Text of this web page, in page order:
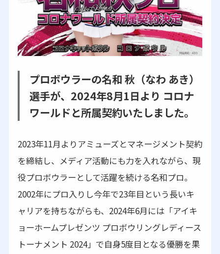
プロボウラーの名和 秋（なわ あき）
選手が、2024年8月1日より コロナ
ワールドと所属契約いたしました。
2023年11月よりアミューズとマネージメント契約
を締結し、メディア活動にも力を入れながら、現
役プロボウラーとして活躍を続ける名和プロ。
2002年にプロ入りし今年で23年目という長いキ
ャリアを持ちながらも、2024年6月には「アイキ
ョーホームプレゼンツ プロボウリングレディース
トーナメント 2024」で自身5度目となる優勝を果